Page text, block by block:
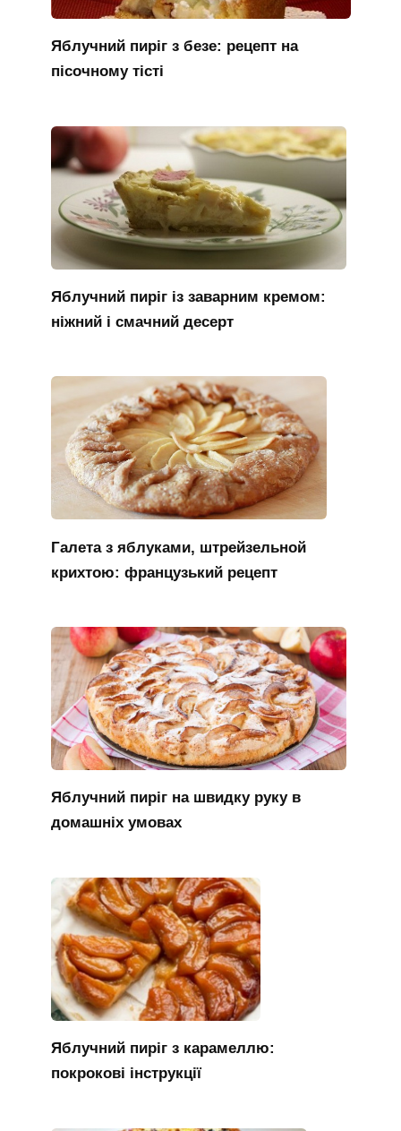
Яблучний пиріг з безе: рецепт на
пісочному тісті
Яблучний пиріг із заварним кремом:
ніжний і смачний десерт
Галета з яблуками, штрейзельной
крихтою: французький рецепт
Яблучний пиріг на швидку руку в
домашніх умовах
Яблучний пиріг з карамеллю:
покрокові інструкції